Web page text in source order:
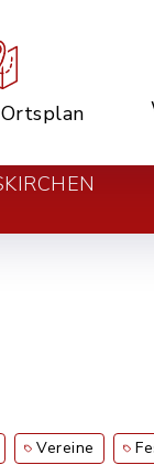
Vereine